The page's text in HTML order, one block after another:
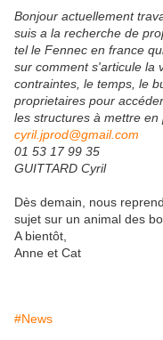
Bonjour actuellement
suis a la recherche de
tel le Fennec en france
sur comment s'articule la
contraintes, le temps, le
proprietaires pour
les structures à mettre en
cyril.jprod@gmail.com
01 53 17 99 35
GUITTARD Cyril
Dès demain, nous
sujet sur un animal des
A bientôt,
Anne et Cat
#News